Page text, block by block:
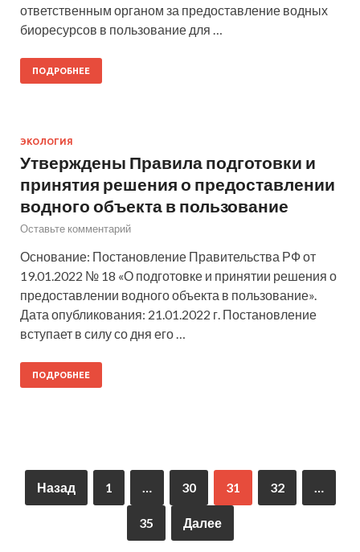
ответственным органом за предоставление водных
биоресурсов в пользование для …
ПОДРОБНЕЕ
ЭКОЛОГИЯ
Утверждены Правила подготовки и
принятия решения о предоставлении
водного объекта в пользование
Оставьте комментарий
Основание: Постановление Правительства РФ от
19.01.2022 № 18 «О подготовке и принятии решения о
предоставлении водного объекта в пользование».
Дата опубликования: 21.01.2022 г. Постановление
вступает в силу со дня его …
ПОДРОБНЕЕ
Назад 1 … 30 31 32 …
35 Далее